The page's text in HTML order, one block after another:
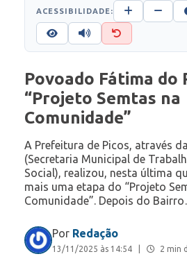
ACESSIBILIDADE:
Povoado Fátima do
“Projeto Semtas na
Comunidade”
A Prefeitura de Picos, através
(Secretaria Municipal de
Social), realizou, nesta última
mais uma etapa do “Projeto
Comunidade”. Depois do
Por Redação
13/11/2025 às 14:54 2 min